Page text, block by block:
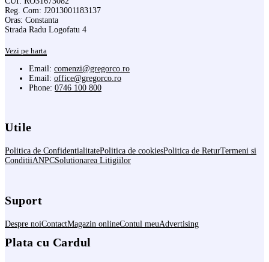
Reg. Com: J2013001183137
Oras: Constanta
Strada Radu Logofatu 4
Vezi pe harta
Email: comenzi@gregorco.ro
Email: office@gregorco.ro
Phone: 0746 100 800
Utile
Politica de ConfidentialitatePolitica de cookiesPolitica de ReturTermeni si
ConditiiANPCSolutionarea Litigiilor
Suport
Despre noiContactMagazin onlineContul meuAdvertising
Plata cu Cardul